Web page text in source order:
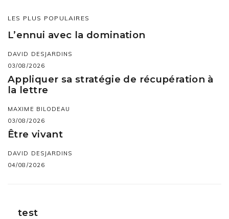
LES PLUS POPULAIRES
L’ennui avec la domination
DAVID DESJARDINS
03/08/2026
Appliquer sa stratégie de récupération à
la lettre
MAXIME BILODEAU
03/08/2026
Être vivant
DAVID DESJARDINS
04/08/2026
test